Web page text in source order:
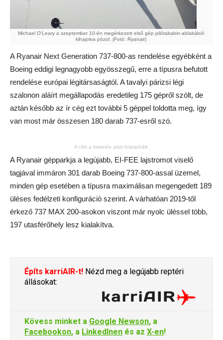
Michael O’Leary a szeptember 10-én megérkezett első gép pilótakabin-ablakából
kihajolva pózol. (Fotó: Ryanair)
A Ryanair Next Generation 737-800-as rendelése egyébként a
Boeing eddigi legnagyobb egyösszegű, erre a típusra befutott
rendelése európai légitársaságtól. A tavalyi párizsi légi
szalonon aláírt megállapodás eredetileg 175 gépről szólt, de
aztán később az ír cég ezt további 5 géppel toldotta meg, így
van most már összesen 180 darab 737-esről szó.
A cikk a hirdetés alatt folytatódik.
A Ryanair gépparkja a legújabb, EI-FEE lajstromot viselő
tagjával immáron 301 darab Boeing 737-800-assal üzemel,
minden gép esetében a típusra maximálisan megengedett 189
üléses fedélzeti konfiguráció szerint. A várhatóan 2019-től
érkező 737 MAX 200-asokon viszont már nyolc üléssel több,
197 utasférőhely lesz kialakítva.
Építs karriAIR-t! Nézd meg a legújabb reptéri
állásokat:
Kövess minket a Google Newson, a
Facebookon, a LinkedInen és az X-en!